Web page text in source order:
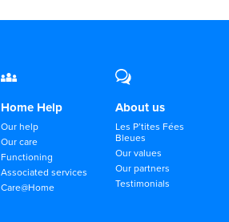
Home Help
Our help
Our care
Functioning
Associated services
Care@Home
About us
Les P’tites Fées
Bleues
Our values
Our partners
Testimonials